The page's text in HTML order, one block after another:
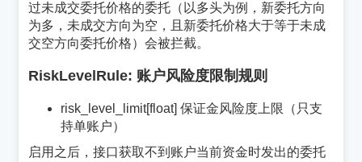
过未成交委托价格的委托（以多头为例，新委托方向
为多，未成交方向为空，且新委托价格大于等于未成
交空方向委托价格）会被拦截。
RiskLevelRule: 账户风险度限制规则
risk_level_limit[float] 保证金风险度上限（只支
持单账户）
启用之后，接口获取不到账户当前资金时发出的委托